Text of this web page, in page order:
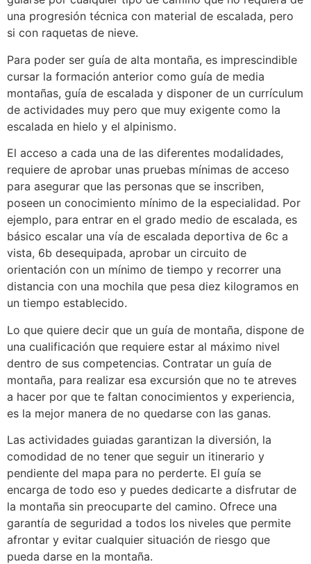
una progresión técnica con material de escalada, pero
si con raquetas de nieve.
Para poder ser guía de alta montaña, es imprescindible
cursar la formación anterior como guía de media
montañas, guía de escalada y disponer de un currículum
de actividades muy pero que muy exigente como la
escalada en hielo y el alpinismo.
El acceso a cada una de las diferentes modalidades,
requiere de aprobar unas pruebas mínimas de acceso
para asegurar que las personas que se inscriben,
poseen un conocimiento mínimo de la especialidad. Por
ejemplo, para entrar en el grado medio de escalada, es
básico escalar una vía de escalada deportiva de 6c a
vista, 6b desequipada, aprobar un circuito de
orientación con un mínimo de tiempo y recorrer una
distancia con una mochila que pesa diez kilogramos en
un tiempo establecido.
Lo que quiere decir que un guía de montaña, dispone de
una cualificación que requiere estar al máximo nivel
dentro de sus competencias. Contratar un guía de
montaña, para realizar esa excursión que no te atreves
a hacer por que te faltan conocimientos y experiencia,
es la mejor manera de no quedarse con las ganas.
Las actividades guiadas garantizan la diversión, la
comodidad de no tener que seguir un itinerario y
pendiente del mapa para no perderte. El guía se
encarga de todo eso y puedes dedicarte a disfrutar de
la montaña sin preocuparte del camino. Ofrece una
garantía de seguridad a todos los niveles que permite
afrontar y evitar cualquier situación de riesgo que
pueda darse en la montaña.